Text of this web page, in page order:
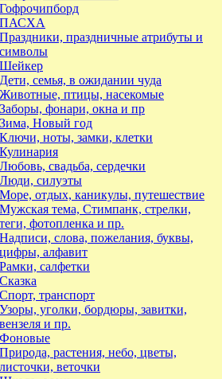
Гофрочипборд
ПАСХА
Праздники, праздничные атрибуты и
символы
Шейкер
Дети, семья, в ожидании чуда
Животные, птицы, насекомые
Заборы, фонари, окна и пр
Зима, Новый год
Ключи, ноты, замки, клетки
Кулинария
Любовь, свадьба, сердечки
Люди, силуэты
Море, отдых, каникулы, путешествие
Мужская тема, Стимпанк, стрелки,
теги, фотопленка и пр.
Надписи, слова, пожелания, буквы,
цифры, алфавит
Рамки, салфетки
Сказка
Спорт, транспорт
Узоры, уголки, бордюры, завитки,
вензеля и пр.
Фоновые
Природа, растения, небо, цветы,
листочки, веточки